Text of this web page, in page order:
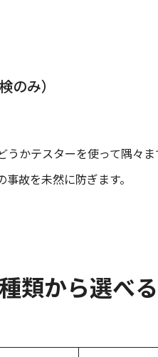
のみ）
うかテスターを使って隅々
故を未然に防ぎます。
類から選べ